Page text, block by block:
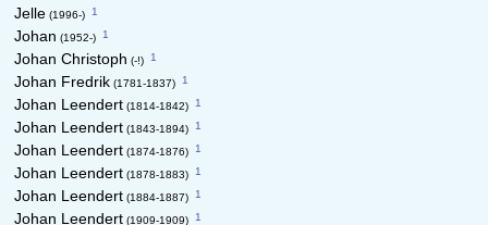
Jelle (1996-) 1
Johan (1952-) 1
Johan Christoph (-!) 1
Johan Fredrik (1781-1837) 1
Johan Leendert (1814-1842) 1
Johan Leendert (1843-1894) 1
Johan Leendert (1874-1876) 1
Johan Leendert (1878-1883) 1
Johan Leendert (1884-1887) 1
Johan Leendert (1909-1909) 1